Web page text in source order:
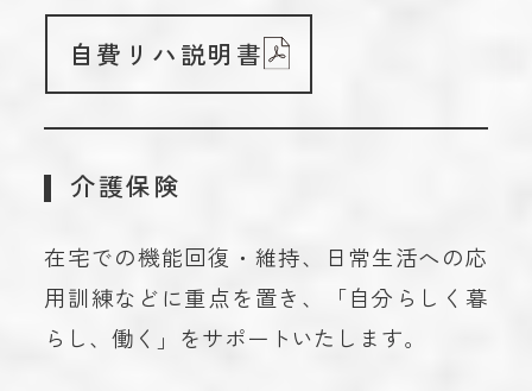
自費リハ説明書
介護保険
在宅での機能回復・維持、日常生活への応
用訓練などに重点を置き、「自分らしく暮
らし、働く」をサポートいたします。